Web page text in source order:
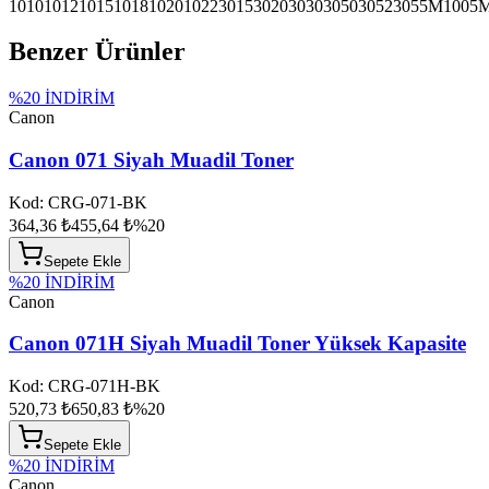
101010121015101810201022301530203030305030523055M1005
Benzer Ürünler
%20 İNDİRİM
Canon
Canon 071 Siyah Muadil Toner
Kod: CRG-071-BK
364,36 ₺455,64 ₺%20
Sepete Ekle
%20 İNDİRİM
Canon
Canon 071H Siyah Muadil Toner Yüksek Kapasite
Kod: CRG-071H-BK
520,73 ₺650,83 ₺%20
Sepete Ekle
%20 İNDİRİM